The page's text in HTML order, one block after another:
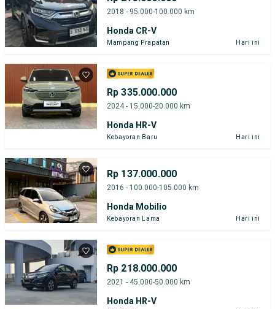
2018 - 95.000-100.000 km
Honda CR-V
Mampang Prapatan Hari ini
Rp 335.000.000
2024 - 15.000-20.000 km
Honda HR-V
Kebayoran Baru Hari ini
Rp 137.000.000
2016 - 100.000-105.000 km
Honda Mobilio
Kebayoran Lama Hari ini
Rp 218.000.000
2021 - 45.000-50.000 km
Honda HR-V